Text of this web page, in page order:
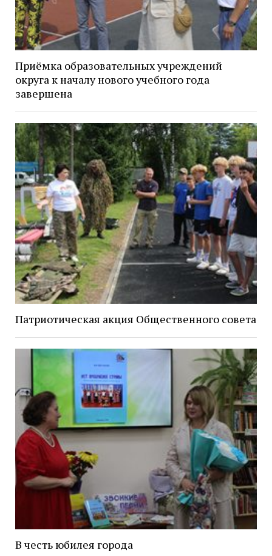
Приёмка образовательных учреждений
округа к началу нового учебного года
завершена
Патриотическая акция Общественного совета
В честь юбилея города